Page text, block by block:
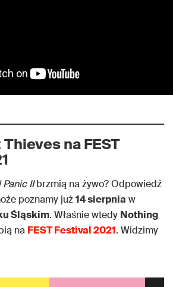
na FEST
IIbrzmią na żywo? Odpowiedź
poznamy już14 sierpnia w
Śląskim. Właśnie wtedy Nothing
na FEST Festival 2021. Widzimy